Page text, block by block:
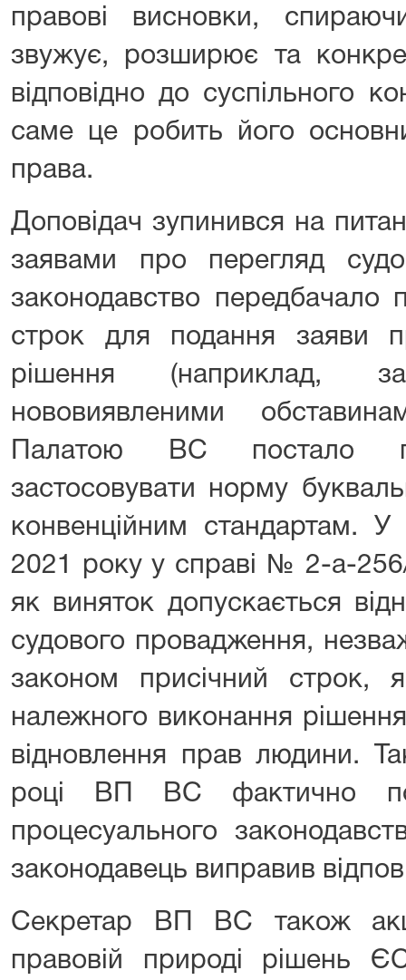
правові висновки,
звужує, розширює та
відповідно до суспільного
саме це робить його
права.
Доповідач зупинився на
заявами про перегляд
законодавство передбачало
строк для подання заяви
рішення (наприклад,
нововиявленими
Палатою ВС постало
застосовувати норму
конвенційним стандартам.
2021 року у справі № 2-а-
як виняток допускається
судового провадження,
законом присічний строк,
належного виконання
відновлення прав людини.
році ВП ВС фактично
процесуального
законодавець виправив
Секретар ВП ВС також
правовій природі